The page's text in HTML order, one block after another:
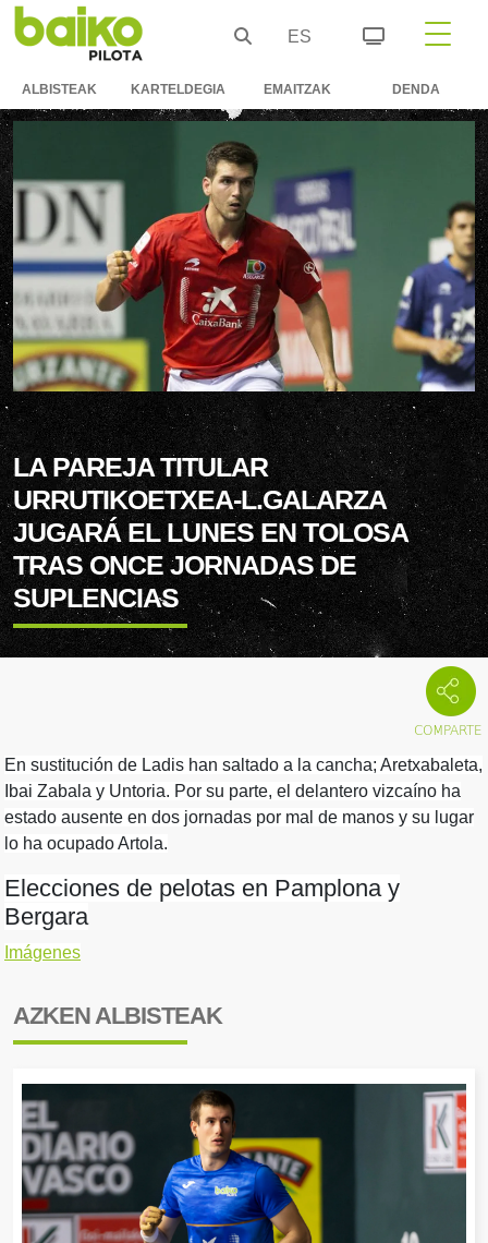
ES
ALBISTEAK KARTELDEGIA EMAITZAK DENDA
LA PAREJA TITULAR
URRUTIKOETXEA-L.GALARZA
JUGARÁ EL LUNES EN TOLOSA
TRAS ONCE JORNADAS DE
SUPLENCIAS
En sustitución de Ladis han saltado a la cancha; Aretxabaleta,
Ibai Zabala y Untoria. Por su parte, el delantero vizcaíno ha
estado ausente en dos jornadas por mal de manos y su lugar
lo ha ocupado Artola.
Elecciones de pelotas en Pamplona y
Bergara
Imágenes
AZKEN ALBISTEAK